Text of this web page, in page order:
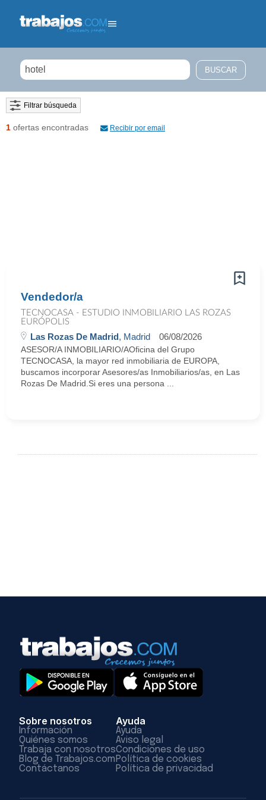
Filtrar búsqueda
1 ofertas encontradas Recibir por email
Vendedor/a
TECNOCASA - ESTUDIO INMOBILIARIO LAS ROZAS
EURÓPOLIS
Las Rozas De Madrid, Madrid 06/08/2026
ASESOR/A INMOBILIARIO/AOficina del Grupo
TECNOCASA, la mayor red inmobiliaria de EUROPA,
buscamos incorporar Asesores/as Inmobiliarios/as, en Las
Rozas De Madrid.Si eres una persona ...
Sobre nosotros
Información
Quiénes somos
Trabaja con nosotros
Blog de Trabajos.com
Contáctanos
Ayuda
Ayuda
Aviso legal
Condiciones de uso
Política de cookies
Política de privacidad